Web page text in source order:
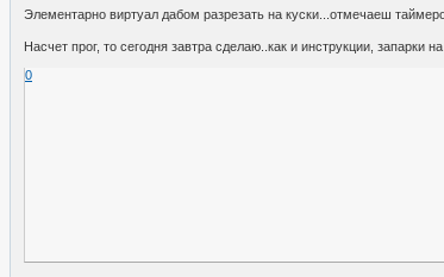
Элементарно виртуал дабом разрезать на куски...отмечаеш
Насчет прог, то сегодня завтра сделаю..как и инструкции, запарки
0